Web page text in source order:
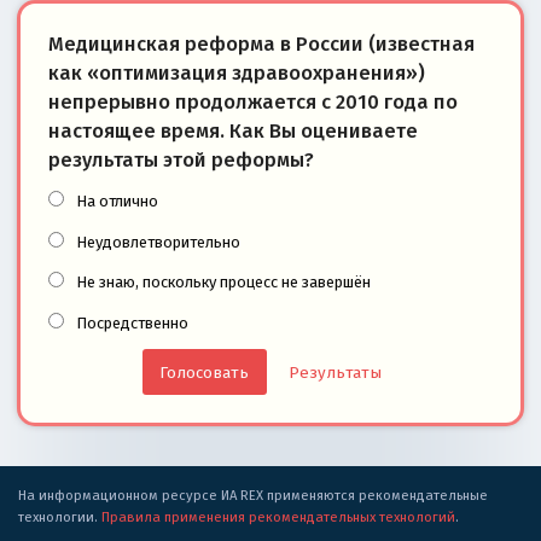
Медицинская реформа в России (известная
как «оптимизация здравоохранения»)
непрерывно продолжается с 2010 года по
настоящее время. Как Вы оцениваете
результаты этой реформы?
На отлично
Неудовлетворительно
Не знаю, поскольку процесс не завершён
Посредственно
Результаты
На информационном ресурсе ИА REX применяются рекомендательные
технологии. Правила применения рекомендательных технологий.